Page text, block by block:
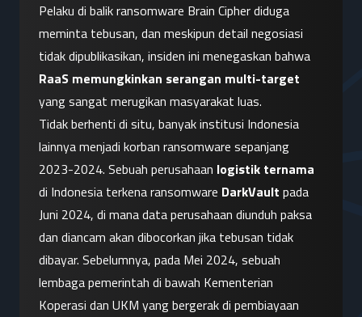
Pelaku di balik ransomware Brain Cipher diduga
meminta tebusan, dan meskipun detail negosiasi
RaaS memungkinkan serangan multi-target
yang sangat merugikan masyarakat luas.
Tidak berhenti di situ, banyak institusi Indonesia
lainnya menjadi korban ransomware sepanjang
2023-2024. Sebuah perusahaan logistik ternama
di Indonesia terkena ransomware DarkVault pada
Juni 2024, di mana data perusahaan diunduh paksa
dan diancam akan dibocorkan jika tebusan tidak
dibayar. Sebelumnya, pada Mei 2024, sebuah
lembaga pemerintah di bawah Kementerian
Koperasi dan UKM yang bergerak di pembiayaan